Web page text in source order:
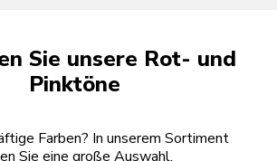
Sie unsere Rot- und
Pinktöne
Farben? In unserem Sortiment
Sie eine große Auswahl.